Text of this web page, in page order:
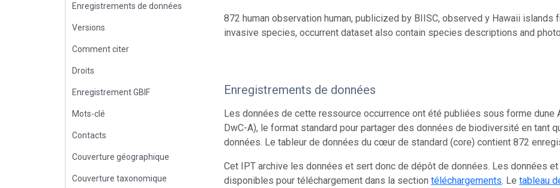
Enregistrements de données
Versions
Comment citer
Droits
Enregistrement GBIF
Mots-clé
Contacts
Couverture géographique
Couverture taxonomique
872 human observation human, publicized by BIISC, observed y Hawaii
invasive species, occurrent dataset also contain species descriptions and
Enregistrements de données
Les données de cette ressource occurrence ont été publiées sous forme dune
DwC-A), le format standard pour partager des données de biodiversité en tant
données. Le tableur de données du cœur de standard (core) contient 872
Cet IPT archive les données et sert donc de dépôt de données. Les données
disponibles pour téléchargement dans la sectiontéléchargements. Letableau